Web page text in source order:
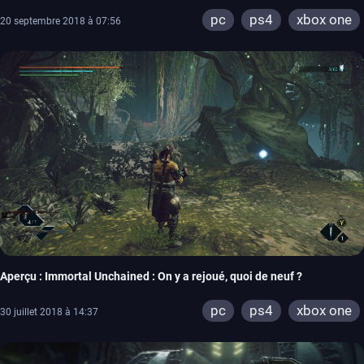
20 septembre 2018 à 07:56 pc ps4 xbox one
Aperçu : Immortal Unchained : On y a rejoué, quoi de neuf ?
30 juillet 2018 à 14:37 pc ps4 xbox one